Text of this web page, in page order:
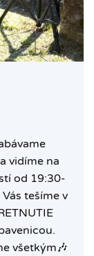
vidíme na
od 19:30-
tešíme v
všetkým🎶